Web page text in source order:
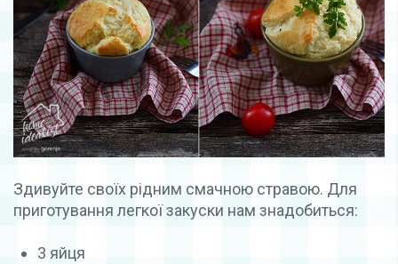
Здивуйте своїх рідним смачною стравою. Для
приготування легкої закуски нам знадобиться:
3 яйця